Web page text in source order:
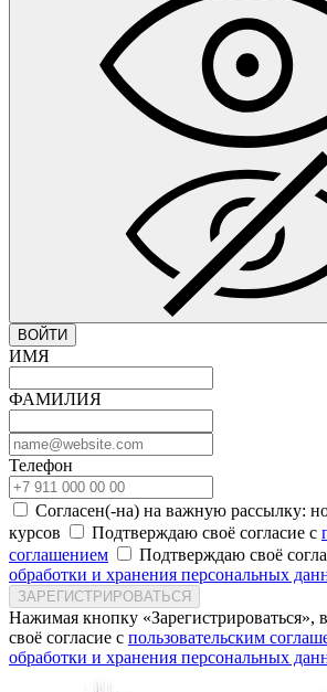
ВОЙТИ
ИМЯ
ФАМИЛИЯ
Телефон
Согласен(-на) на важную рассылку:
курсов
Подтверждаю своё согласие с
соглашением
Подтверждаю своё
обработки и хранения персональных
ЗАРЕГИСТРИРОВАТЬСЯ
Нажимая кнопку «Зарегистрироваться»,
своё согласие с пользовательским
обработки и хранения персональных